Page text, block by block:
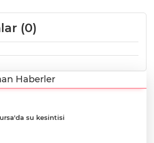
(0)
Haberler
su kesintisi